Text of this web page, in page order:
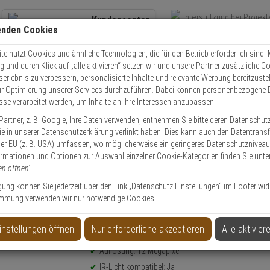
Kundencenter
Kontaktservice nutzen
Mo. - Do.: 8:00 - 16:30 Fr. 8:00 - 14:00 Uhr
Kameras Mobotix Mx-O-M7SA-12DN016 12MP IR-Cut T/N Modul
IR-Cut T/N Modul
Produktinformationen
Sensormodul
passend für : M73, S74
Auflösung: 12 Megapixel
IR-Licht kompatibel: Ja
Cookies
nutzt Cookies und ähnliche Technologien, die für den Betrieb erforderlich sind.
und durch Klick auf „alle aktivieren“ setzen wir und unsere Partner zusätzliche
zu verbessern, personalisierte Inhalte und relevante Werbung
Optimierung unserer Services durchzuführen. Dabei können personenbezogene
verarbeitet werden, um Inhalte an Ihre Interessen anzupassen.
z. B. Google , Ihre Daten verwenden, entnehmen Sie bitte deren
in unserer Datenschutzerklärung verlinkt haben. Dies kann auch den
EU (z. B. USA) umfassen, wo möglicherweise ein geringeres Datenschutzniveau
und Optionen zur Auswahl einzelner Cookie-Kategorien finden Sie
öffnen'.
können Sie jederzeit über den Link „Datenschutz Einstellungen“ im Footer
verwenden wir nur notwendige Cookies.
öffnen Nur erforderliche akzeptieren Alle